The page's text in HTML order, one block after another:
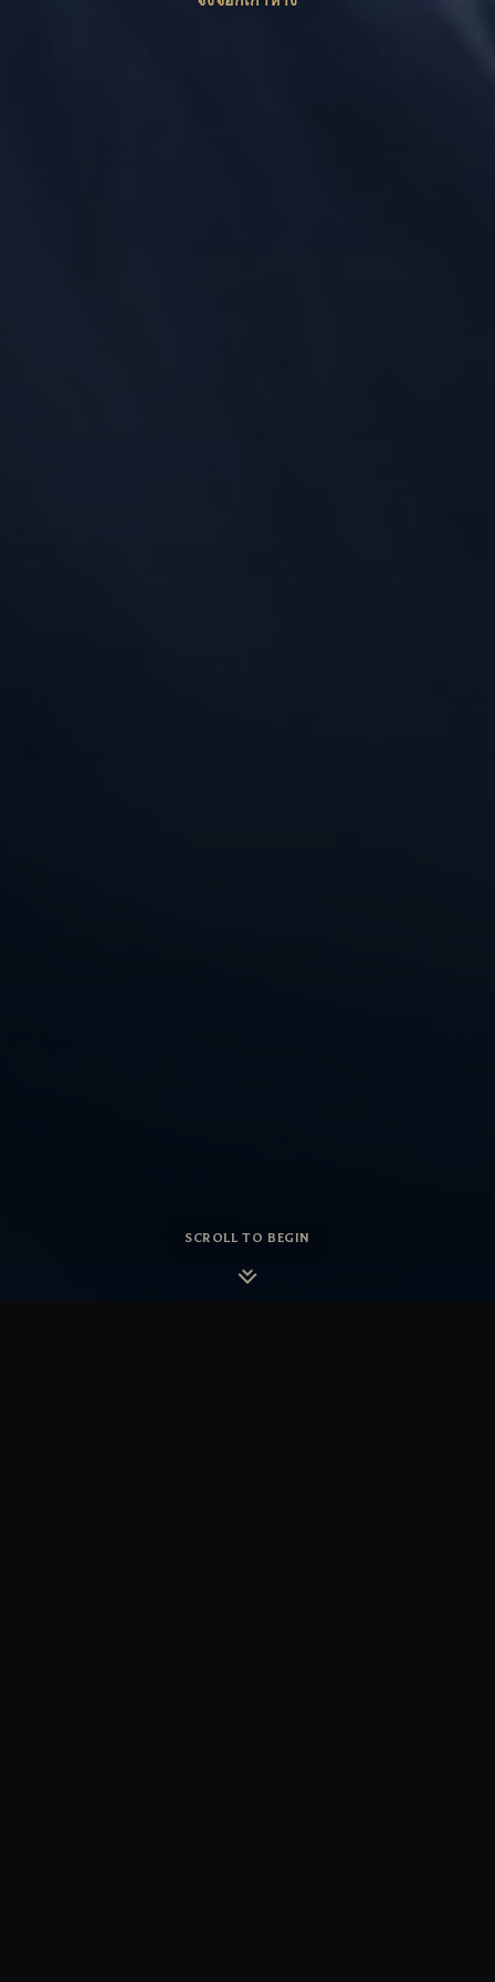
SCROLL TO BEGIN